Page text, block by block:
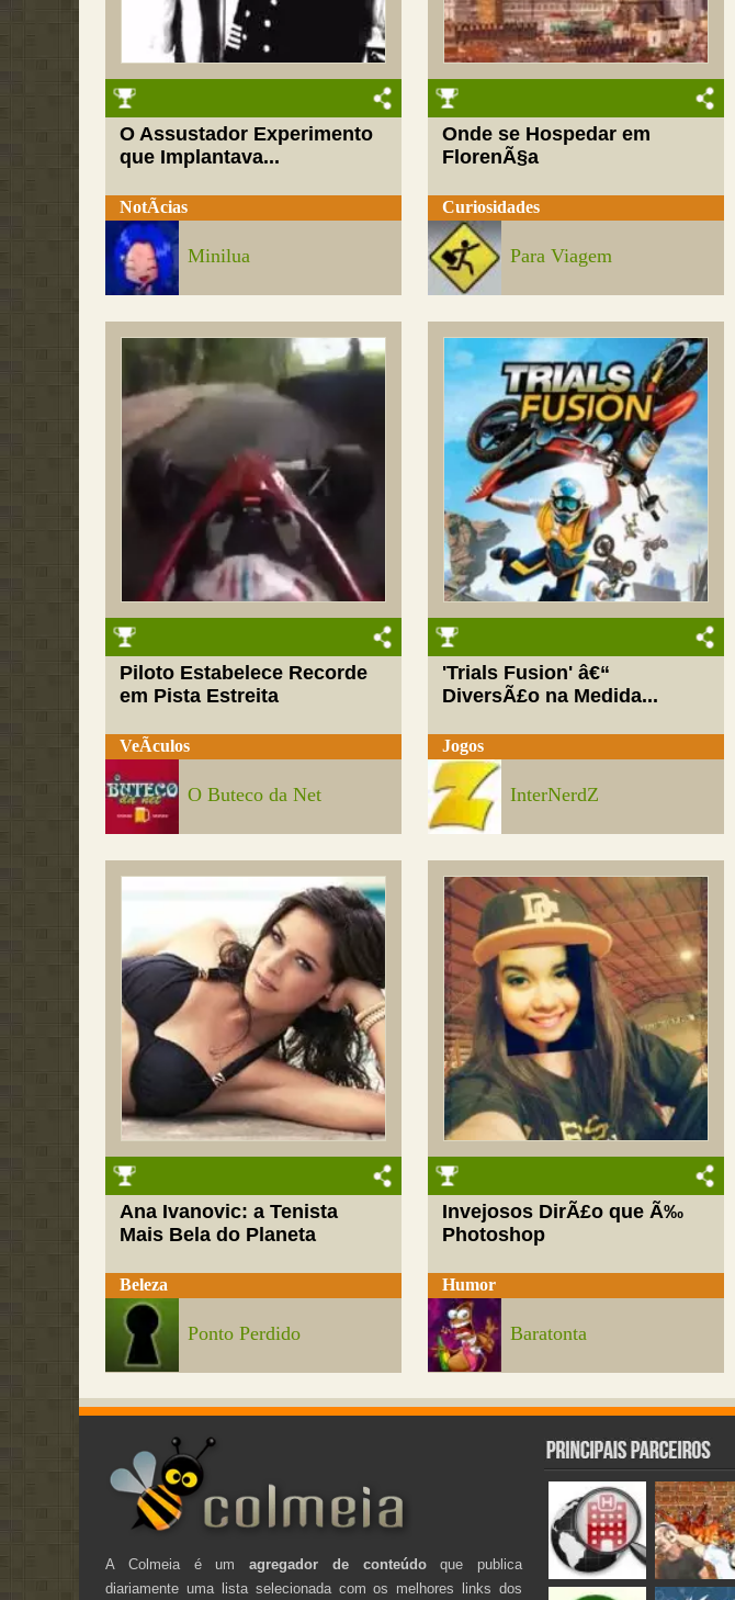
O Assustador Experimento
que Implantava...
NotÃ­cias
Minilua
Onde se Hospedar em
FlorenÃ§a
Curiosidades
Para Viagem
Piloto Estabelece Recorde
em Pista Estreita
VeÃ­culos
O Buteco da Net
'Trials Fusion' â€“
DiversÃ£o na Medida...
Jogos
InterNerdZ
Ana Ivanovic: a Tenista
Mais Bela do Planeta
Beleza
Ponto Perdido
Invejosos DirÃ£o que Ã‰
Photoshop
Humor
Baratonta
A Colmeia é umagregador de conteúdoque publica
diariamente uma lista selecionada com os melhores links dos